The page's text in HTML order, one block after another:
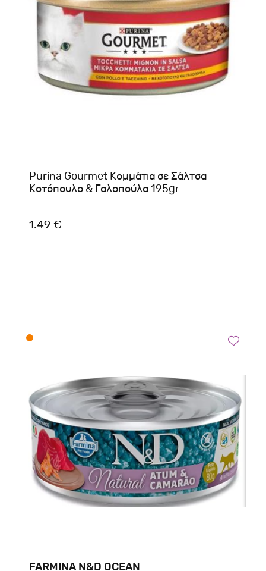
Purina Gourmet Κομμάτια σε Σάλτσα
Κοτόπουλο & Γαλοπούλα 195gr
1.49 €
FARMINA N&D OCEAN